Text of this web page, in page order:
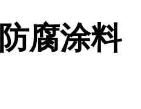
腐涂料